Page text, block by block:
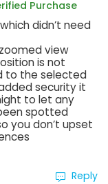
Purchase
didn’t need
view
is not
to the selected
security it
to let any
spotted
you don’t upset
Reply